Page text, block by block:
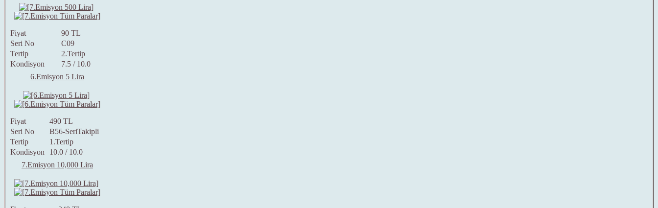
Fiyat
90 TL
Seri No
C09
Tertip
2.Tertip
Kondisyon
7.5 / 10.0
6.Emisyon 5 Lira
Fiyat
490 TL
Seri No
B56-SeriTakipli
Tertip
1.Tertip
Kondisyon
10.0 / 10.0
7.Emisyon 10,000 Lira